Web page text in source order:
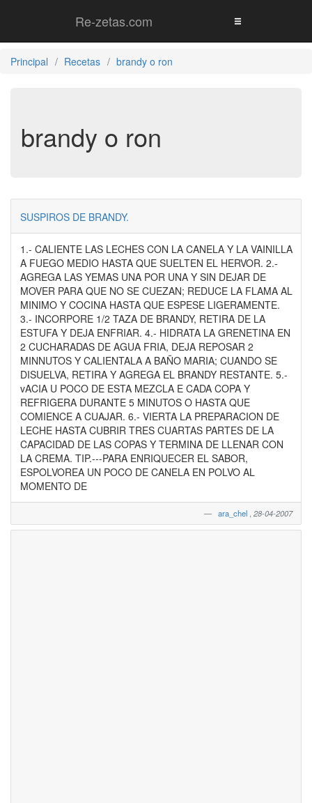
Re-zetas.com
Principal Recetas brandy o ron
brandy o ron
SUSPIROS DE BRANDY.
1.- CALIENTE LAS LECHES CON LA CANELA Y LA VAINILLA
A FUEGO MEDIO HASTA QUE SUELTEN EL HERVOR. 2.-
AGREGA LAS YEMAS UNA POR UNA Y SIN DEJAR DE
MOVER PARA QUE NO SE CUEZAN; REDUCE LA FLAMA AL
MINIMO Y COCINA HASTA QUE ESPESE LIGERAMENTE.
3.- INCORPORE 1/2 TAZA DE BRANDY, RETIRA DE LA
ESTUFA Y DEJA ENFRIAR. 4.- HIDRATA LA GRENETINA EN
2 CUCHARADAS DE AGUA FRIA, DEJA REPOSAR 2
MINNUTOS Y CALIENTALA A BAÑO MARIA; CUANDO SE
DISUELVA, RETIRA Y AGREGA EL BRANDY RESTANTE. 5.-
vACIA U POCO DE ESTA MEZCLA E CADA COPA Y
REFRIGERA DURANTE 5 MINUTOS O HASTA QUE
COMIENCE A CUAJAR. 6.- VIERTA LA PREPARACION DE
LECHE HASTA CUBRIR TRES CUARTAS PARTES DE LA
CAPACIDAD DE LAS COPAS Y TERMINA DE LLENAR CON
LA CREMA. TIP.---PARA ENRIQUECER EL SABOR,
ESPOLVOREA UN POCO DE CANELA EN POLVO AL
MOMENTO DE
ara_chel 28-04-2007